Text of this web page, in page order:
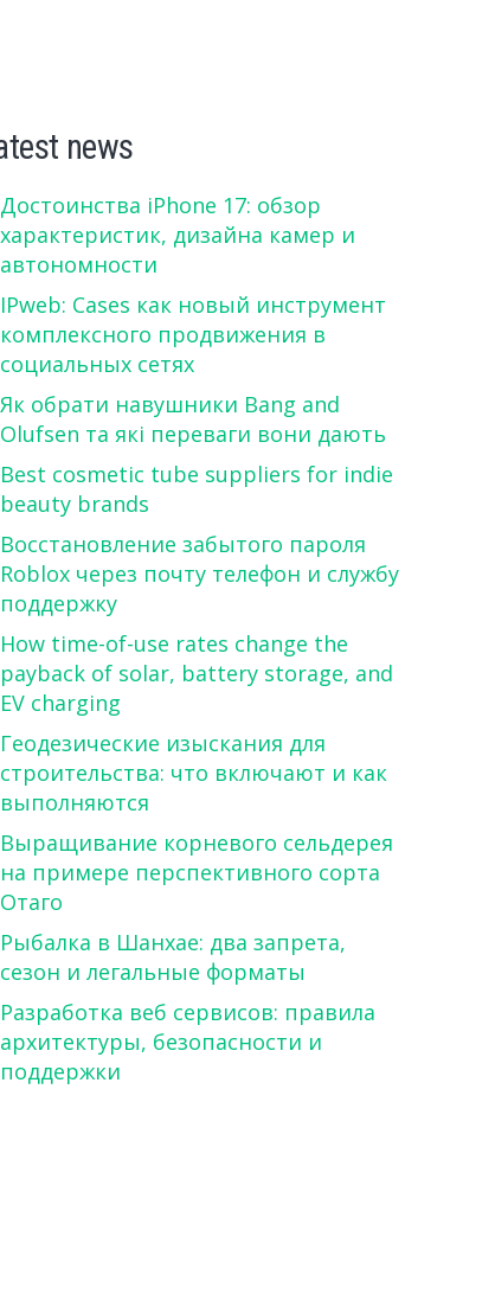
news
Достоинства iPhone 17: обзор
характеристик, дизайна камер и
автономности
IPweb: Cases как новый инструмент
комплексного продвижения в
социальных сетях
Як обрати навушники Bang and
Olufsen та які переваги вони дають
Best cosmetic tube suppliers for indie
beauty brands
Восстановление забытого пароля
Roblox через почту телефон и службу
поддержку
How time-of-use rates change the
payback of solar, battery storage, and
EV charging
Геодезические изыскания для
строительства: что включают и как
выполняются
Выращивание корневого сельдерея
на примере перспективного сорта
Отаго
Рыбалка в Шанхае: два запрета,
сезон и легальные форматы
Разработка веб сервисов: правила
архитектуры, безопасности и
поддержки